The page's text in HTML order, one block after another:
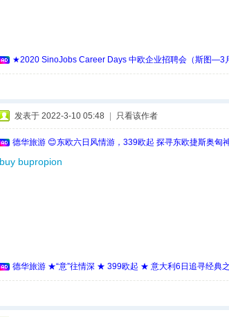
★2020 SinoJobs Career Days 中欧企业招聘会（斯图
发表于 2022-3-10 05:48 只看该作者
德华旅游 😊东欧六日风情游，339欧起 探寻东欧捷斯奥匈
buy bupropion
德华旅游 ★“意”往情深 ★ 399欧起 ★ 意大利6日追寻经典